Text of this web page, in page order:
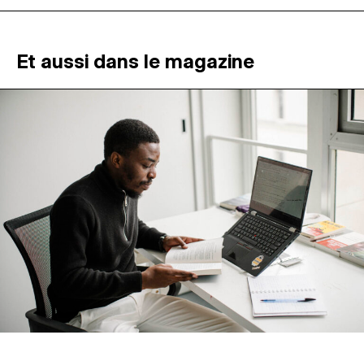
ESPACES DE PRATIQUE ARTISTIQUE ↓
Recherche
Connexion
↓
Et aussi dans le magazine